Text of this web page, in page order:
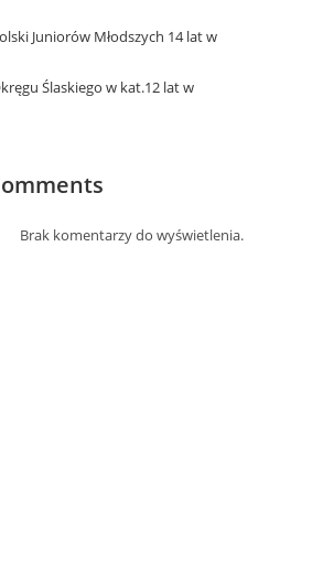
Juniorów Młodszych 14 lat w
Ślaskiego w kat.12 lat w
Brak komentarzy do wyświetlenia.